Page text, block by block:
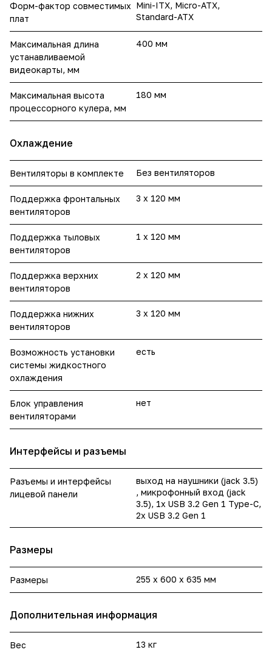
Форм-фактор совместимых
плат
Mini-ITX, Micro-ATX,
Standard-ATX
Максимальная длина
устанавливаемой
видеокарты, мм
400 мм
Максимальная высота
процессорного кулера, мм
180 мм
Охлаждение
Вентиляторы в комплекте Без вентиляторов
Поддержка фронтальных
вентиляторов
3 x 120 мм
Поддержка тыловых
вентиляторов
1 x 120 мм
Поддержка верхних
вентиляторов
2 х 120 мм
Поддержка нижних
вентиляторов
3 x 120 мм
Возможность установки
системы жидкостного
охлаждения
есть
Блок управления
вентиляторами
нет
Интерфейсы и разъемы
Разъемы и интерфейсы
лицевой панели
выход на наушники (jack 3.5)
, микрофонный вход (jack
3.5), 1x USB 3.2 Gen 1 Type-C,
2x USB 3.2 Gen 1
Размеры
Размеры 255 x 600 x 635 мм
Дополнительная информация
Вес 13 кг